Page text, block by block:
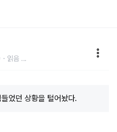
놓으며 눈물
읽음 ...
었던 상황을 털어놨다.